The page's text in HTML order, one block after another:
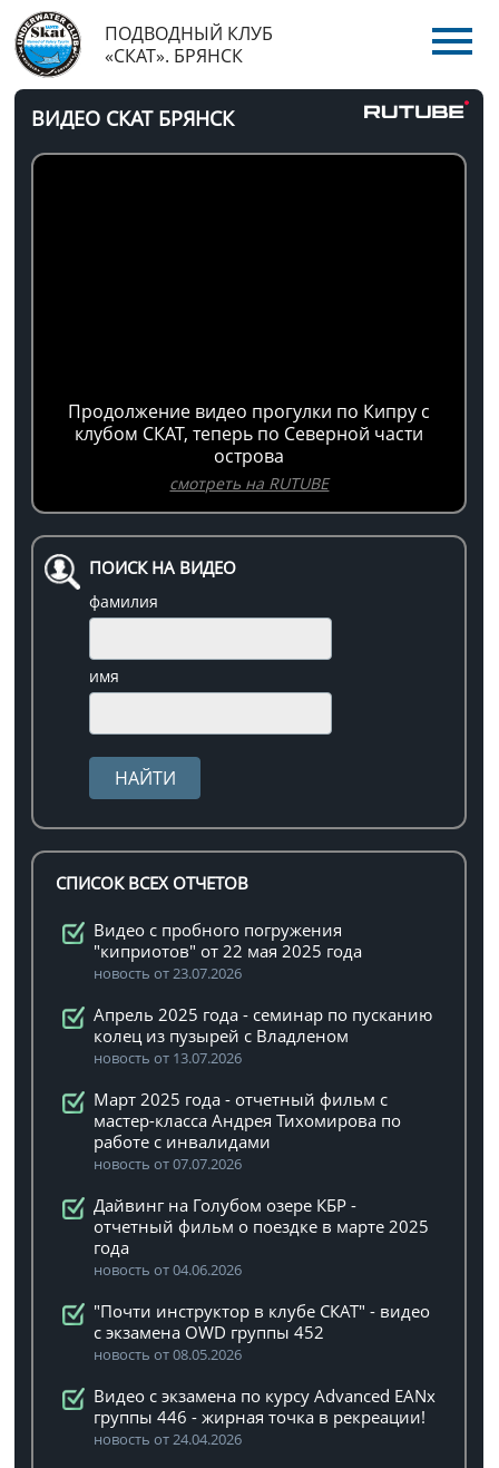
ПОДВОДНЫЙ КЛУБ
«СКАТ». БРЯНСК
ВИДЕО СКАТ БРЯНСК
Продолжение видео прогулки по Кипру с
клубом СКАТ, теперь по Северной части
острова
смотреть на RUTUBE
ПОИСК НА ВИДЕО
фамилия
имя
СПИСОК ВСЕХ ОТЧЕТОВ
Видео с пробного погружения
"киприотов" от 22 мая 2025 года
новость от 23.07.2026
Апрель 2025 года - семинар по пусканию
колец из пузырей с Владленом
новость от 13.07.2026
Март 2025 года - отчетный фильм с
мастер-класса Андрея Тихомирова по
работе с инвалидами
новость от 07.07.2026
Дайвинг на Голубом озере КБР -
отчетный фильм о поездке в марте 2025
года
новость от 04.06.2026
"Почти инструктор в клубе СКАТ" - видео
с экзамена OWD группы 452
новость от 08.05.2026
Видео с экзамена по курсу Advanced EANx
группы 446 - жирная точка в рекреации!
новость от 24.04.2026